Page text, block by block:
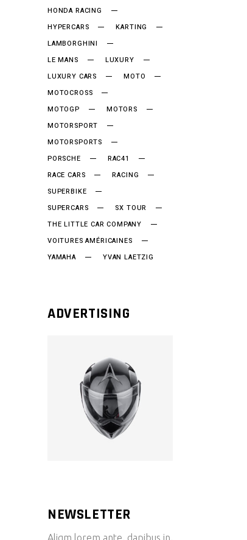
HONDA RACING
HYPERCARS
KARTING
LAMBORGHINI
LE MANS
LUXURY
LUXURY CARS
MOTO
MOTOCROSS
MOTOGP
MOTORS
MOTORSPORT
MOTORSPORTS
PORSCHE
RAC41
RACE CARS
RACING
SUPERBIKE
SUPERCARS
SX TOUR
THE LITTLE CAR COMPANY
VOITURES AMÉRICAINES
YAMAHA
YVAN LAETZIG
ADVERTISING
NEWSLETTER
Aliqm lorem ante, dapibus in,